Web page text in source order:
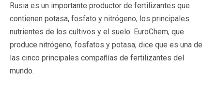
Rusia es un importante productor de fertilizantes que
contienen potasa, fosfato y nitrógeno, los principales
nutrientes de los cultivos y el suelo. EuroChem, que
produce nitrógeno, fosfatos y potasa, dice que es una de
las cinco principales compañías de fertilizantes del
mundo.